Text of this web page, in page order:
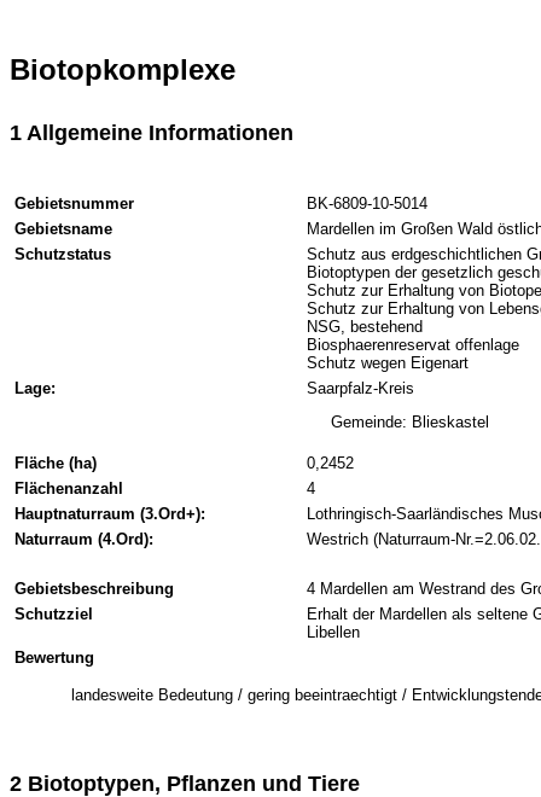
Biotopkomplexe
1 Allgemeine Informationen
Gebietsnummer
BK-6809-10-5014
Gebietsname
Mardellen im Großen Wald
Schutzstatus
Schutz aus erdgeschichtlichen
Biotoptypen der gesetzlich
Schutz zur Erhaltung von
Schutz zur Erhaltung von
NSG, bestehend
Biosphaerenreservat offenlage
Schutz wegen Eigenart
Lage:
Saarpfalz-Kreis
Gemeinde: Blieskastel
Fläche (ha)
0,2452
Flächenanzahl
4
Hauptnaturraum (3.Ord+):
Lothringisch-Saarländisches
Naturraum (4.Ord):
Westrich (Naturraum-
Gebietsbeschreibung
4 Mardellen am Westrand des
Schutzziel
Erhalt der Mardellen als seltene
Libellen
Bewertung
landesweite Bedeutung / gering beeintraechtigt /
2 Biotoptypen, Pflanzen und Tiere